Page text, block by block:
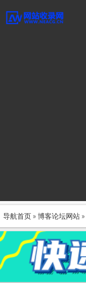
导航首页» 博客论坛网站»